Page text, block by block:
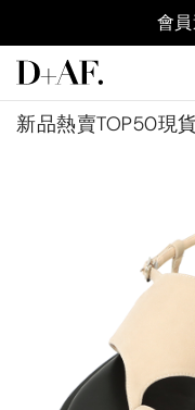
會
新品熱賣TOP50現